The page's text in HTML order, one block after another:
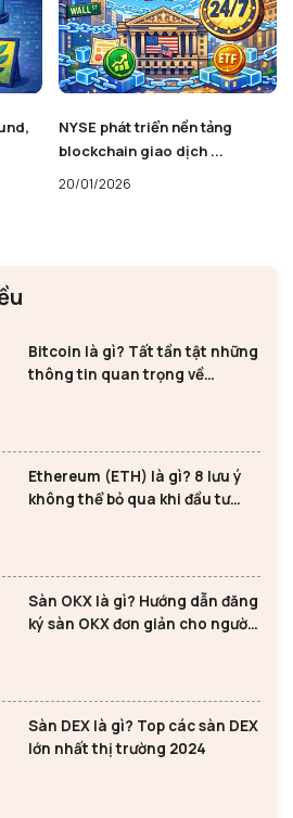
NYSE phát triển nền tảng
blockchain giao dịch ...
20/01/2026
Bitcoin là gì? Tất tần tật những
thông tin quan trọng về
Ethereum (ETH) là gì? 8 lưu ý
không thể bỏ qua khi đầu tư
Sàn OKX là gì? Hướng dẫn đăng
ký sàn OKX đơn giản cho người
Sàn DEX là gì? Top các sàn DEX
lớn nhất thị trường 2024